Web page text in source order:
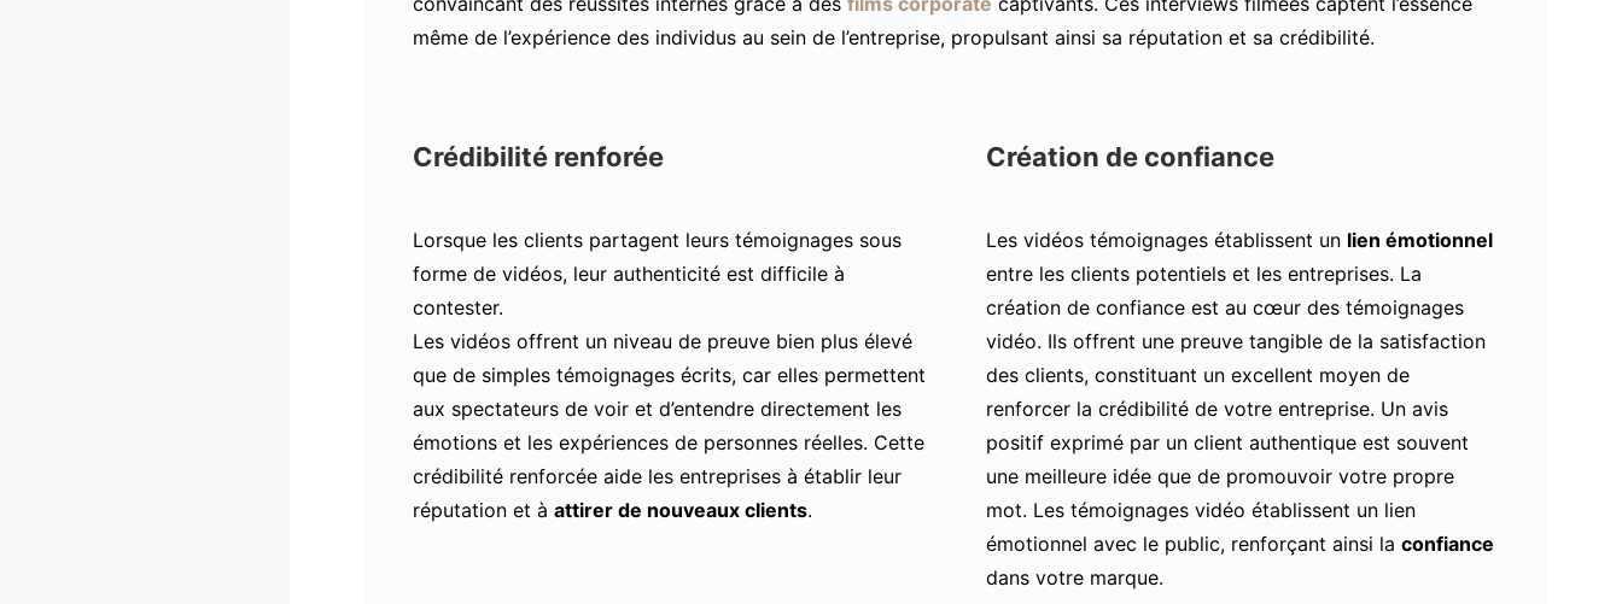
même de l’expérience des individus au sein de l’entreprise, propulsant ainsi sa réputation et sa crédibilité.
Crédibilité renforée
Lorsque les clients partagent leurs témoignages sous
forme de vidéos, leur authenticité est difficile à
contester.
Les vidéos offrent un niveau de preuve bien plus élevé
que de simples témoignages écrits, car elles permettent
aux spectateurs de voir et d’entendre directement les
émotions et les expériences de personnes réelles. Cette
crédibilité renforcée aide les entreprises à établir leur
réputation et à attirer de nouveaux clients.
Création de confiance
Les vidéos témoignages établissent un lien émotionnel
entre les clients potentiels et les entreprises. La
création de confiance est au cœur des témoignages
vidéo. Ils offrent une preuve tangible de la satisfaction
des clients, constituant un excellent moyen de
renforcer la crédibilité de votre entreprise. Un avis
positif exprimé par un client authentique est souvent
une meilleure idée que de promouvoir votre propre
mot. Les témoignages vidéo établissent un lien
émotionnel avec le public, renforçant ainsi la confiance
dans votre marque.